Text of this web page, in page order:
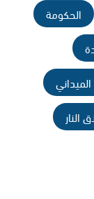
الحكومة